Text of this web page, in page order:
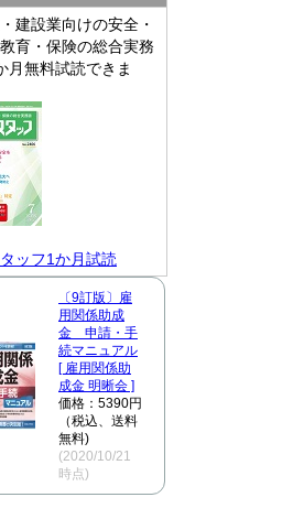
建設業向けの安全・
育・保険の総合実務
月無料試読できま
ッフ1か月試読
〔9訂版〕雇
用関係助成
金 申請・手
続マニュアル
[ 雇用関係助
成金 明晰会 ]
価格：5390円
（税込、送料
無料)
(2020/10/21
時点)